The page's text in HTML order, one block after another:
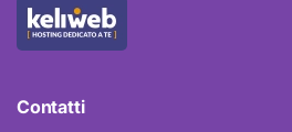
Contatti